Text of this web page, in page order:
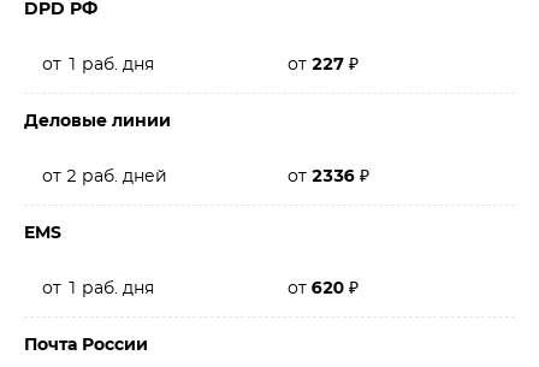
DPD РФ
от 1 раб. дня от 227 ₽
Деловые линии
от 2 раб. дней от 2336 ₽
EMS
от 1 раб. дня от 620 ₽
Почта России